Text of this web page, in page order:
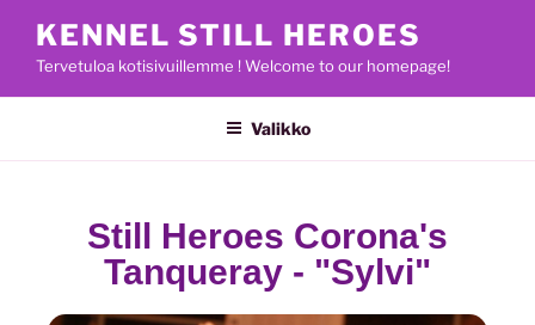
KENNEL STILL HEROES
Tervetuloa kotisivuillemme ! Welcome to our homepage!
Valikko
Still Heroes Corona's
Tanqueray - "Sylvi"